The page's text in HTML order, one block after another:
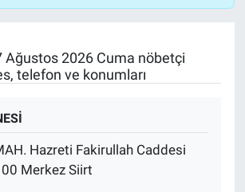
Ağustos 2026 Cuma nöbetçi
telefon ve konumları
Hazreti Fakirullah Caddesi
Merkez Siirt